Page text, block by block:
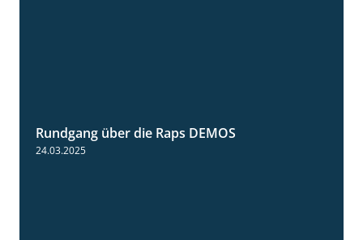
Rundgang über die Raps DEMOS
24.03.2025